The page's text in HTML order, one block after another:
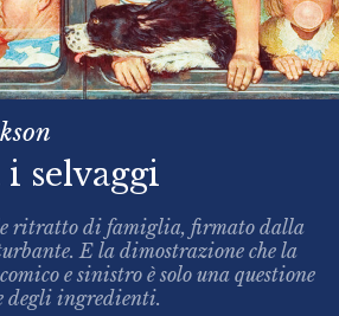
selvaggi
ritratto di famiglia, firmato dalla
E la dimostrazione che la
e sinistro è solo una questione
degli ingredienti.